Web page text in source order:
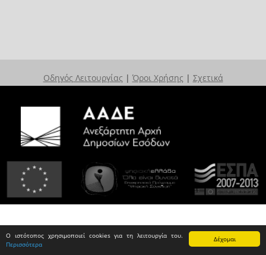
Δέχομαι
Ο ιστότοπος χρησιμοποιεί cookies για τη λειτουργία του.
Περισσότερα
Οδηγός Λειτουργίας | Όροι Χρήσης | Σχετικά